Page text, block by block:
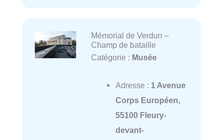
Mémorial de Verdun –
Champ de bataille
Catégorie : Musée
Adresse : 1 Avenue
Corps Européen,
55100 Fleury-
devant-